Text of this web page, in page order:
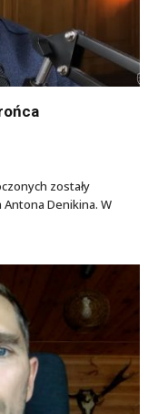
zostały
Denikina. W